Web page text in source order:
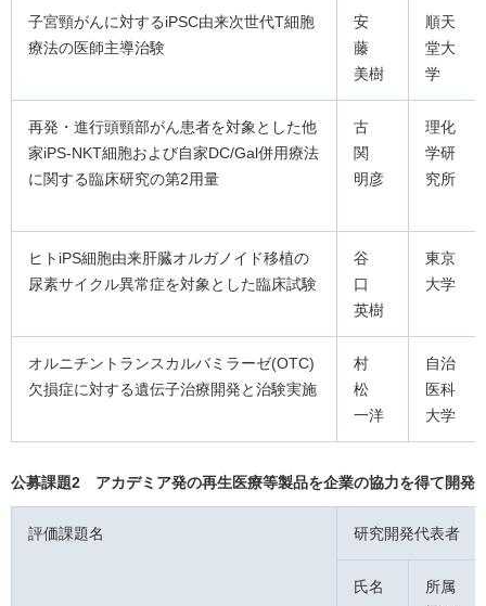
子宮頸がんに対するiPSC由来次世代T細胞
療法の医師主導治験
安
藤
美樹
順天
堂大
学
再発・進行頭頸部がん患者を対象とした他
家iPS-NKT細胞および自家DC/Gal併用療法
に関する臨床研究の第2用量
古
関
明彦
理化
学研
究所
ヒトiPS細胞由来肝臓オルガノイド移植の
尿素サイクル異常症を対象とした臨床試験
谷
口
英樹
東京
大学
オルニチントランスカルバミラーゼ(OTC)
欠損症に対する遺伝子治療開発と治験実施
村
松
一洋
自治
医科
大学
公募課題2 アカデミア発の再生医療等製品を企業の協力を得て開発
評価課題名 研究開発代表者
氏名
所属